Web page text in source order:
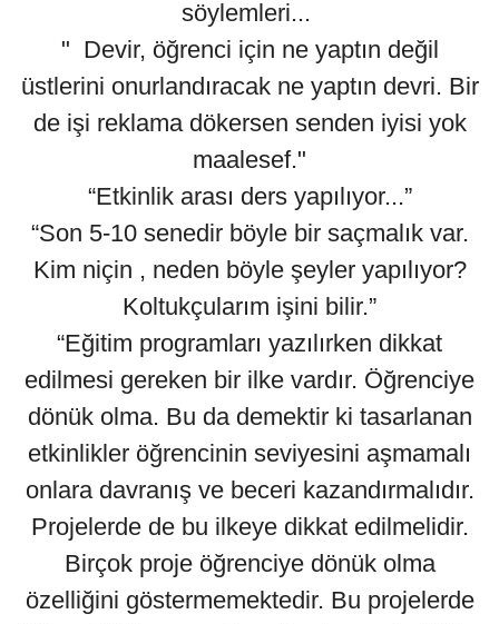
söylemleri...
" Devir, öğrenci için ne yaptın değil
üstlerini onurlandıracak ne yaptın devri. Bir
de işi reklama dökersen senden iyisi yok
maalesef."
“Etkinlik arası ders yapılıyor...”
“Son 5-10 senedir böyle bir saçmalık var.
Kim niçin , neden böyle şeyler yapılıyor?
Koltukçularım işini bilir.”
“Eğitim programları yazılırken dikkat
edilmesi gereken bir ilke vardır. Öğrenciye
dönük olma. Bu da demektir ki tasarlanan
etkinlikler öğrencinin seviyesini aşmamalı
onlara davranış ve beceri kazandırmalıdır.
Projelerde de bu ilkeye dikkat edilmelidir.
Birçok proje öğrenciye dönük olma
özelliğini göstermemektedir. Bu projelerde